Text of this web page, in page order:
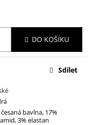
DO KOŠÍKU
bavlna, 17%
3% elastan
Sdílet